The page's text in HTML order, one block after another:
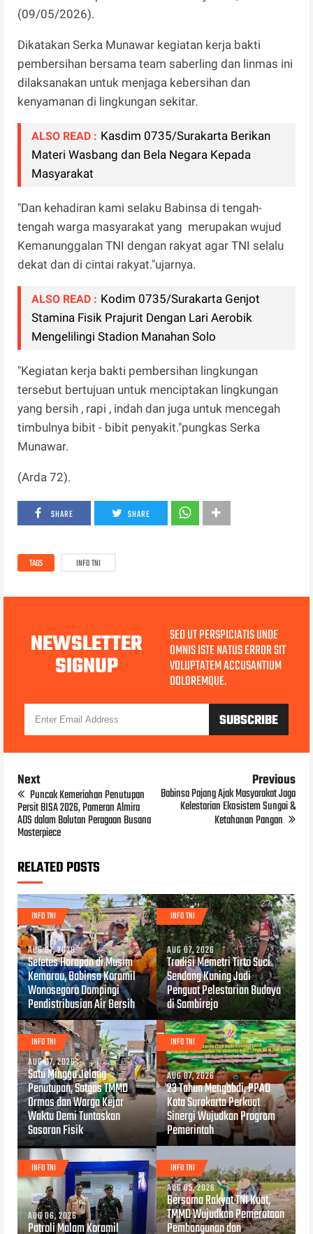
(09/05/2026).
Dikatakan Serka Munawar kegiatan kerja bakti
pembersihan bersama team saberling dan linmas ini
dilaksanakan untuk menjaga kebersihan dan
kenyamanan di lingkungan sekitar.
ALSO READ : Kasdim 0735/Surakarta Berikan
Materi Wasbang dan Bela Negara Kepada
Masyarakat
"Dan kehadiran kami selaku Babinsa di tengah-
tengah warga masyarakat yang merupakan wujud
Kemanunggalan TNI dengan rakyat agar TNI selalu
dekat dan di cintai rakyat."ujarnya.
ALSO READ : Kodim 0735/Surakarta Genjot
Stamina Fisik Prajurit Dengan Lari Aerobik
Mengelilingi Stadion Manahan Solo
"Kegiatan kerja bakti pembersihan lingkungan
tersebut bertujuan untuk menciptakan lingkungan
yang bersih , rapi , indah dan juga untuk mencegah
timbulnya bibit - bibit penyakit."pungkas Serka
Munawar.
(Arda 72).
SHARE SHARE
TAGS INFO TNI
NEWSLETTER
SIGNUP
SED UT PERSPICIATIS UNDE
OMNIS ISTE NATUS ERROR SIT
VOLUPTATEM ACCUSANTIUM
DOLOREMQUE.
Next
Puncak Kemeriahan Penutupan
Persit BISA 2026, Pameran Almira
ADS dalam Balutan Peragaan Busana
Masterpiece
Previous
Babinsa Pajang Ajak Masyarakat Jaga
Kelestarian Ekosistem Sungai &
Ketahanan Pangan
RELATED POSTS
INFO TNI
AUG 07, 2026
Setetes Harapan di Musim
Kemarau, Babinsa Koramil
Wonosegoro Dampingi
Pendistribusian Air Bersih
INFO TNI
AUG 07, 2026
Tradisi Memetri Tirto Suci
Sendang Kuning Jadi
Penguat Pelestarian Budaya
di Sambirejo
INFO TNI
AUG 07, 2026
Satu Minggu Jelang
Penutupan, Satgas TMMD
Ormas dan Warga Kejar
Waktu Demi Tuntaskan
Sasaran Fisik
INFO TNI
AUG 07, 2026
23 Tahun Mengabdi, PPAD
Kota Surakarta Perkuat
Sinergi Wujudkan Program
Pemerintah
INFO TNI
AUG 06, 2026
Patroli Malam Koramil
INFO TNI
AUG 05, 2026
Bersama Rakyat TNI Kuat,
TMMD Wujudkan Pemerataan
Pembangunan dan